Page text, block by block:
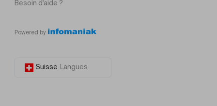
Besoin d'aide ?
Powered by
Suisse Langues